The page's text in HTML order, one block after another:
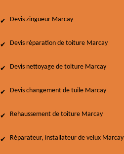
Devis zingueur Marcay
Devis réparation de toiture Marcay
Devis nettoyage de toiture Marcay
Devis changement de tuile Marcay
Rehaussement de toiture Marcay
Réparateur, installateur de velux Marcay